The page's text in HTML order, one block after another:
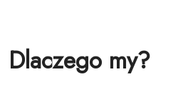
Dlaczego my?